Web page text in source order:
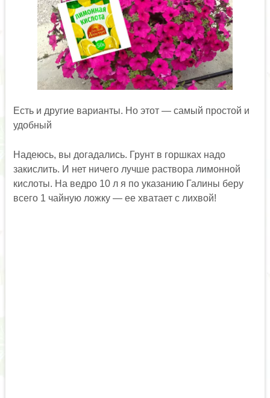
Есть и другие варианты. Но этот — самый простой и
удобный
Надеюсь, вы догадались. Грунт в горшках надо
закислить. И нет ничего лучше раствора лимонной
кислоты. На ведро 10 л я по указанию Галины беру
всего 1 чайную ложку — ее хватает с лихвой!